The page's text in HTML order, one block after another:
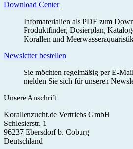
Download Center
Infomaterialien als PDF zum
Produktfinder, Dosierplan,
Korallen und
Newsletter bestellen
Sie möchten regelmäßig per E-
melden Sie sich für unseren
Unsere Anschrift
Korallenzucht.de Vertriebs GmbH
Schlesierstr. 1
96237 Ebersdorf b. Coburg
Deutschland